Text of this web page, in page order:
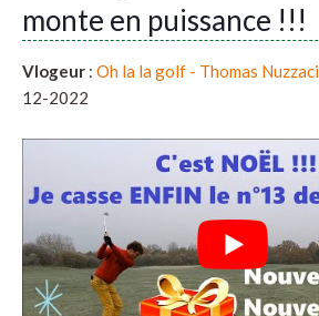
monte en puissance !!!
Vlogeur : Oh la la golf - Thomas Nuzzaci
12-2022